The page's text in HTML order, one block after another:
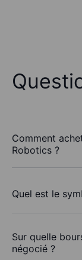
Comment
Robotics ?
Quel est le
Sur quelle
négocié ?